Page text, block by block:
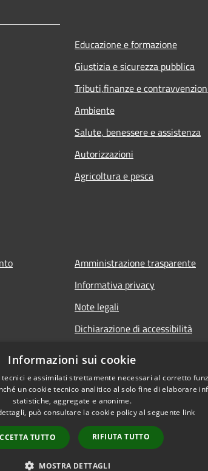
Educazione e formazione
Giustizia e sicurezza pubblica
Tributi,finanze e
Ambiente
Salute, benessere e assistenza
Autorizzazioni
Agricoltura e pesca
Amministrazione trasparente
Informativa privacy
Note legali
Dichiarazione di accessibilità
Copyright © 2026 • Comune di
Informazioni sui cookie
e assimilati strettamente necessari al corretto
un cookie tecnico analitico al solo fine di elaborare
statistiche, aggregate e anonime.
può consultare la cookie policy al seguente link
TUTTO RIFIUTA TUTTO
MOSTRA DETTAGLI